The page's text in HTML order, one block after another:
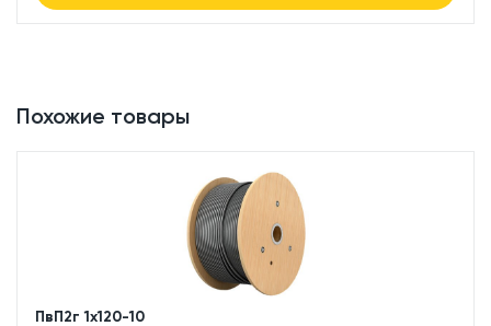
Похожие товары
ПвП2г 1x120-10